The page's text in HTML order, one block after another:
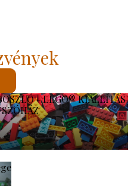
- LEGO® KIÁLLÍTÁS